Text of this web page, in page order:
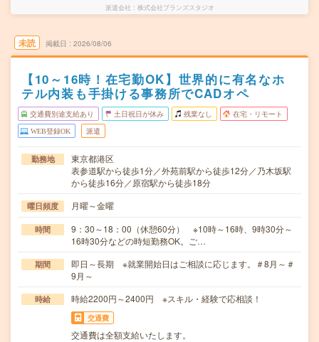
派遣会社 株式会社プランズスタジオ
未読 掲載日 2026/08/06
【10～16時！在宅勤OK】世界的に有名なホ
テル内装も手掛ける事務所でCADオペ
交通費別途支給あり 土日祝日が休み 残業なし 在宅・リモート
WEB登録OK 派遣
勤務地
東京都港区
表参道駅から徒歩1分／外苑前駅から徒歩12分／乃木坂駅
から徒歩16分／原宿駅から徒歩18分
曜日頻度 月曜～金曜
時間
9：30～18：00（休憩60分） ※10時～16時、9時30分～
16時30分などの時短勤務OK。ご…
期間
即日～長期 ※就業開始日はご相談に応じます。＃8月～＃
9月～
時給 時給2200円～2400円 ※スキル・経験で応相談！
交通費
交通費は全額支給いたします。